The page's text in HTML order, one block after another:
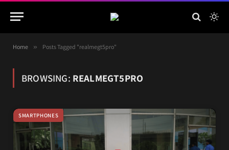
Home » Posts Tagged "realmegt5pro"
BROWSING: REALMEGT5PRO
SMARTPHONES